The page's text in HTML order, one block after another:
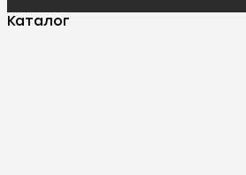
Каталог